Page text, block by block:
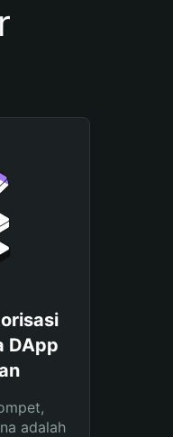
DApp
adalah